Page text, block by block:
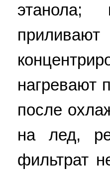
этанола;
нагревают
после
на лед,
фильтрат